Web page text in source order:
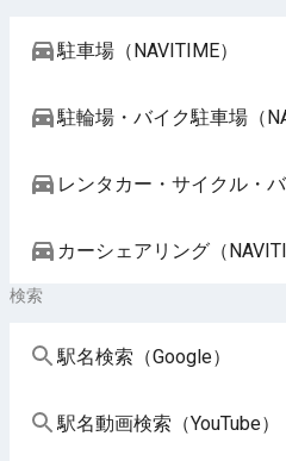
駐車場（NAVITIME）
駐輪場・バイク駐車場（
レンタカー・サイクル・バ
カーシェアリング（
検索
駅名検索（Google）
駅名動画検索（YouTube）